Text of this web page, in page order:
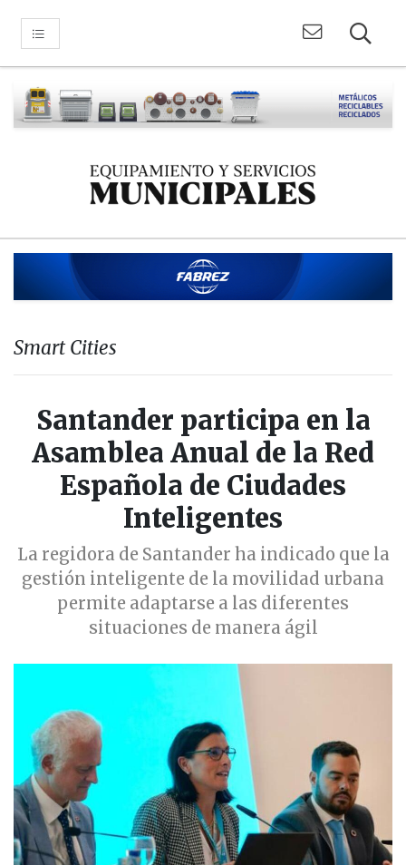
Smart Cities
Santander participa en la
Asamblea Anual de la Red
Española de Ciudades
Inteligentes
La regidora de Santander ha indicado que la
gestión inteligente de la movilidad urbana
permite adaptarse a las diferentes
situaciones de manera ágil